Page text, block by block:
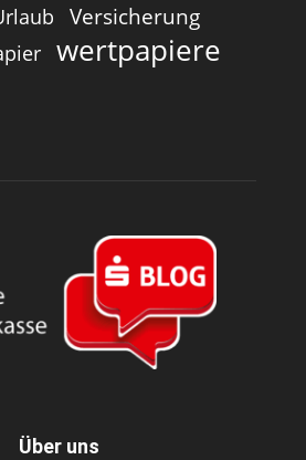
Versicherung
wertpapiere
Über uns